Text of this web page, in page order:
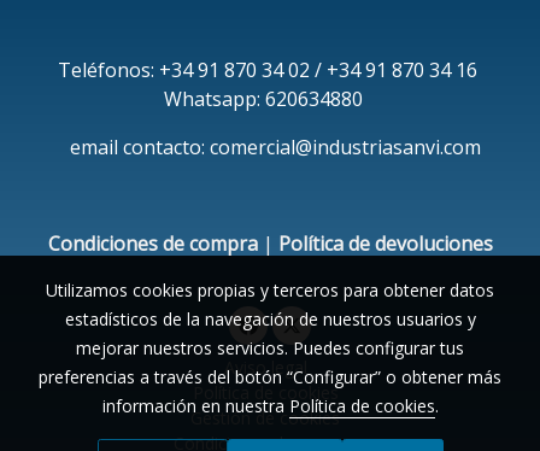
Teléfonos: +34 91 870 34 02 / +34 91 870 34 16
Whatsapp: 620634880
email contacto: comercial@industriasanvi.com
Condiciones de compra| Política de devoluciones
Aviso legal
Política de cookies
Gestión de cookies
Condiciones de compra
Utilizamos cookies propias y terceros para obtener datos
estadísticos de la navegación de nuestros usuarios y
mejorar nuestros servicios. Puedes configurar tus
preferencias a través del botón “Configurar” o obtener más
información en nuestra Política de cookies.